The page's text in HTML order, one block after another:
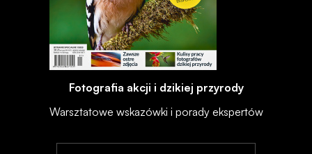
Fotografia akcji i dzikiej przyrody
Warsztatowe wskazówki i porady ekspertów